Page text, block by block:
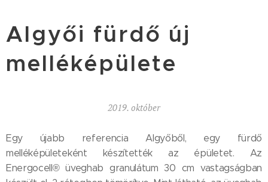
Algyői fürdő új
melléképülete
2019. október
Egy újabb referencia Algyőből, egy fürdő
melléképületeként készítették az épületet. Az
Energocell® üveghab granulátum 30 cm vastagságban